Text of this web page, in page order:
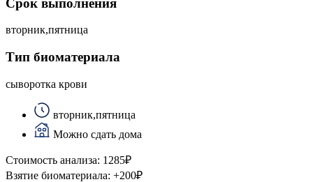
вторник,пятница
Тип биоматериала
сыворотка крови
вторник,пятница
Можно сдать дома
Стоимость анализа: 1285₽
Взятие биоматериала: +200₽